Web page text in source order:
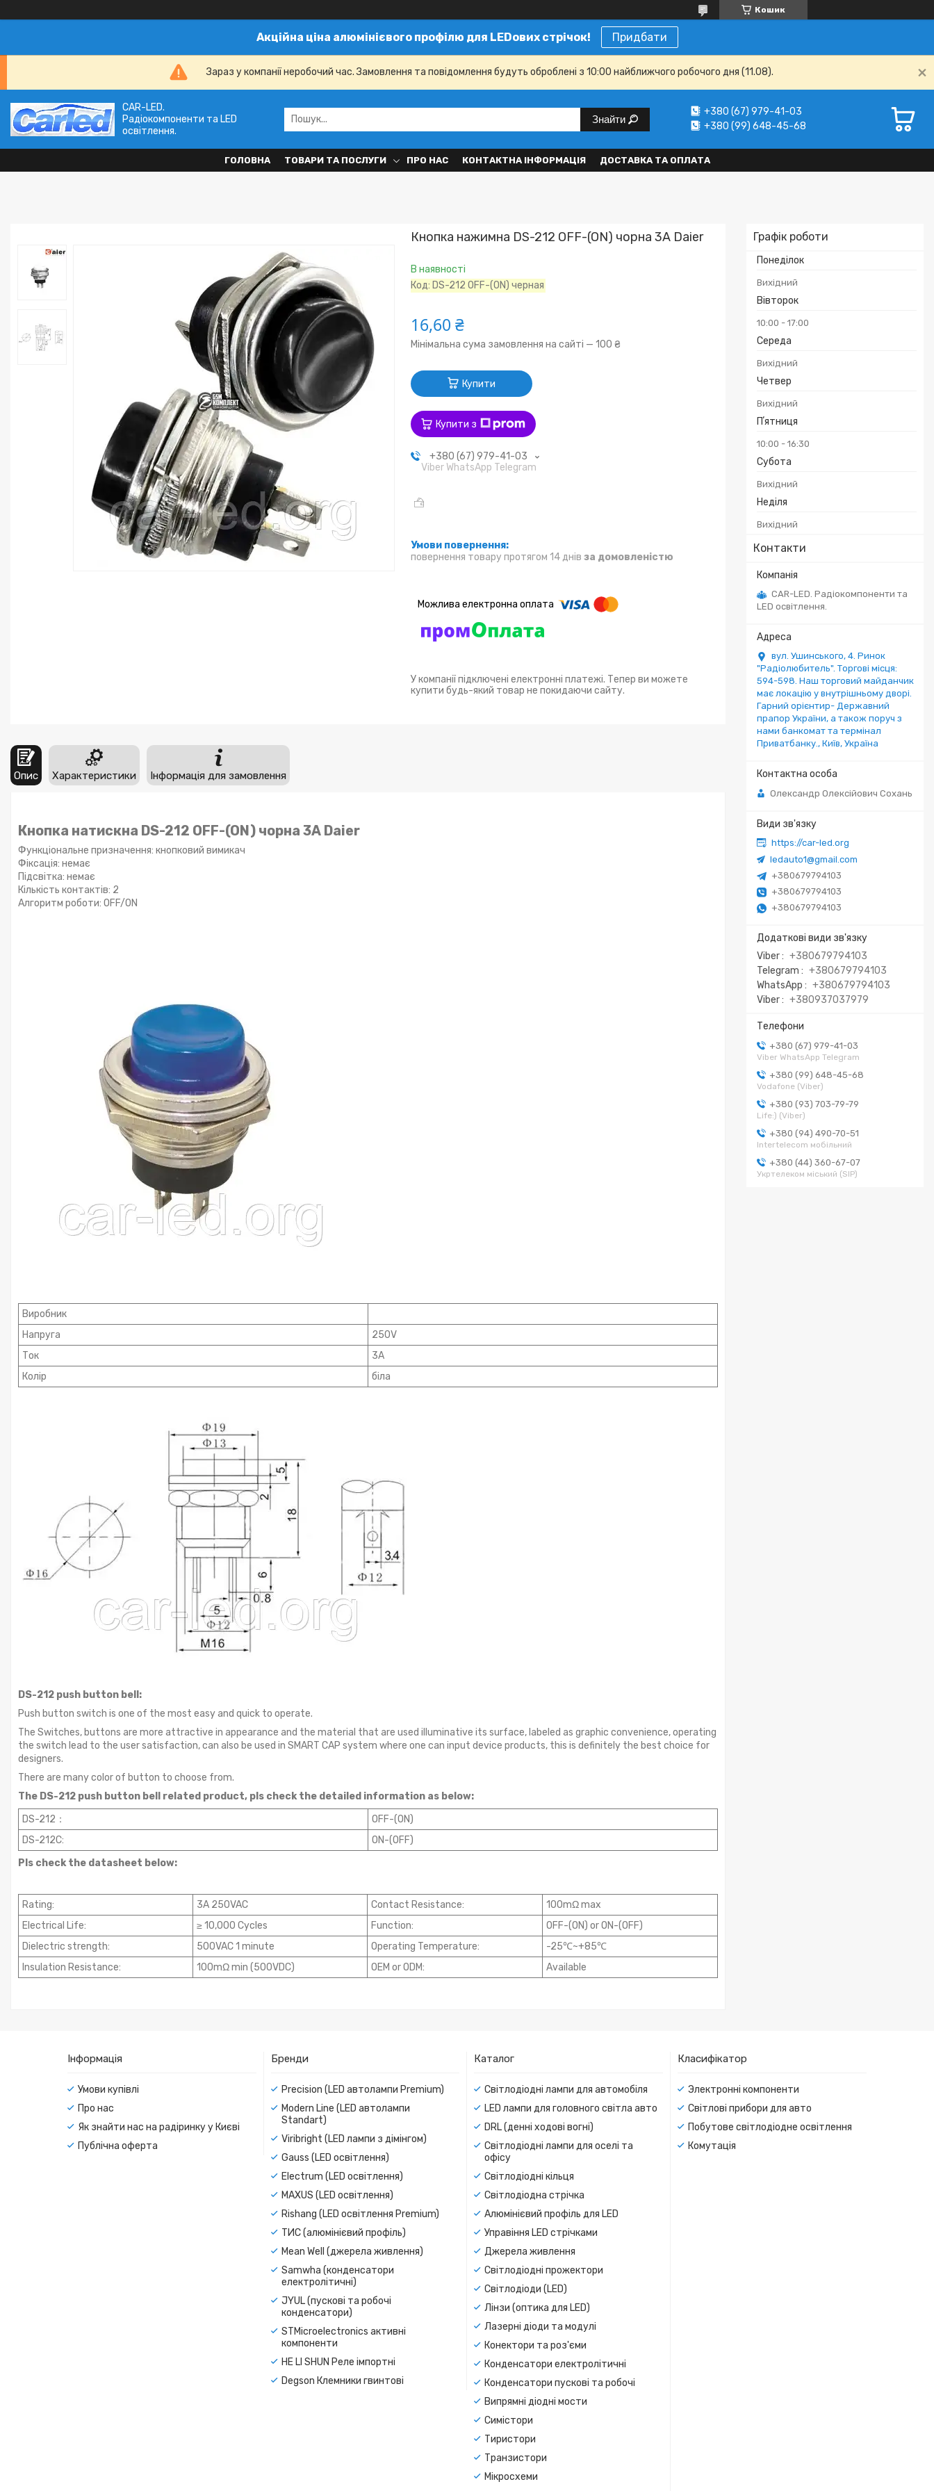
Кошик
Акційна ціна алюмінієвого профілю для LEDових стрічок! Придбати
Зараз у компанії неробочий час. Замовлення та повідомлення будуть оброблені з 10:00 найближчого робочого дня (11.08).
CAR-LED.
Радіокомпоненти та LED
освітлення.
Знайти
+380 (67) 979-41-03
+380 (99) 648-45-68
ГОЛОВНА ТОВАРИ ТА ПОСЛУГИ ПРО НАС КОНТАКТНА ІНФОРМАЦІЯ ДОСТАВКА ТА ОПЛАТА
Графік роботи
Понеділок
Вихідний
Вівторок
10:00 17:00
Середа
Вихідний
Четвер
Вихідний
Пʼятниця
10:00 16:30
Субота
Вихідний
Неділя
Вихідний
Контакти
CAR-LED. Радіокомпоненти та
LED освітлення.
вул. Ушинського, 4. Ринок
"Радіолюбитель". Торгові місця:
594-598. Наш торговий майданчик
має локацію у внутрішньому дворі.
Гарний орієнтир- Державний
прапор України, а також поруч з
нами банкомат та термінал
Приватбанку., Київ, Україна
Олександр Олексійович Сохань
https://car-led.org
ledauto1@gmail.com
+380679794103
+380679794103
+380679794103
Viber
+380679794103
Telegram
+380679794103
WhatsApp
+380679794103
Viber
+380937037979
+380 (67) 979-41-03
Viber WhatsApp Telegram
+380 (99) 648-45-68
Vodafone (Viber)
+380 (93) 703-79-79
Life:) (Viber)
+380 (94) 490-70-51
Intertelecom мобільний
+380 (44) 360-67-07
Укртелеком міський (SIP)
Кнопка нажимна DS-212 OFF-(ON) чорна 3А Daier
В наявності
Код: DS-212 OFF-(ON) черная
16,60 ₴
Мінімальна сума замовлення на сайті — 100 ₴
Купити
Купити з
+380 (67) 979-41-03
Viber WhatsApp Telegram
повернення товару протягом 14 днів за домовленістю
У компанії підключені електронні платежі. Тепер ви можете
купити будь-який товар не покидаючи сайту.
Опис Характеристики Інформація для замовлення
Кнопка натискна DS-212 OFF-(ON) чорна 3А Daier
Функціональне призначення: кнопковий вимикач
Фіксація: немає
Підсвітка: немає
Кількість контактів: 2
Алгоритм роботи: OFF/ON
Виробник
Напруга
250V
Ток
3А
Колір
біла
DS-212 push button bell:
Push button switch is one of the most easy and quick to operate.
The Switches, buttons are more attractive in appearance and the material that are used illuminative its surface, labeled as graphic convenience, operating
the switch lead to the user satisfaction, can also be used in SMART CAP system where one can input device products, this is definitely the best choice for
designers.
There are many color of button to choose from.
The DS-212 push button bell related product, pls check the detailed information as below:
DS-212：
OFF-(ON)
DS-212C:
ON-(OFF)
Pls check the datasheet below:
Rating: 3A 250VAC Contact Resistance:
100mΩ max
Electrical Life:
≥ 10,000 Cycles Function:
OFF-(ON) or ON-(OFF)
Dielectric strength:
500VAC 1 minute Operating Temperature:
-25℃~+85℃
Insulation Resistance:
100mΩ min (500VDC) OEM or ODM: Available
Інформація
Умови купівлі
Про нас
Як знайти нас на радіринку у Києві
Публічна оферта
Бренди
Precision (LED автолампи Premium)
Modern Line (LED автолампи
Standart)
Viribright (LED лампи з дімінгом)
Gauss (LED освітлення)
Electrum (LED освітлення)
MAXUS (LED освітлення)
Rishang (LED освітлення Premium)
ТИС (алюмінієвий профіль)
Mean Well (джерела живлення)
Samwha (конденсатори
електролітичні)
JYUL (пускові та робочі
конденсатори)
STMicroelectronics активні
компоненти
HE LI SHUN Реле імпортні
Degson Клемники гвинтові
Каталог
Світлодіодні лампи для автомобіля
LED лампи для головного світла авто
DRL (денні ходові вогні)
Світлодіодні лампи для оселі та
офісу
Світлодіодні кільця
Світлодіодна стрічка
Алюмінієвий профіль для LED
Управіння LED стрічками
Джерела живлення
Світлодіодні прожектори
Світлодіоди (LED)
Лінзи (оптика для LED)
Лазерні діоди та модулі
Конектори та роз'єми
Конденсатори електролітичні
Конденсатори пускові та робочі
Випрямні діодні мости
Симістори
Тиристори
Транзистори
Мікросхеми
Класифікатор
Электронні компоненти
Світлові прибори для авто
Побутове світлодіодне освітлення
Комутація